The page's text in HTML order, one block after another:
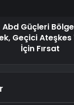
Güçleri
Geçici Ateşkes
İçin Fırsat